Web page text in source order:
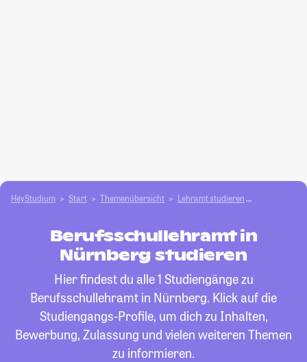
HeyStudium Start Themenübersicht Lehramt studieren
Berufsschullehramt in
Nürnberg studieren
Hier findest du alle 1 Studiengänge zu
Berufsschullehramt in Nürnberg. Klick auf die
Studiengangs-Profile, um dich zu Inhalten,
Bewerbung, Zulassung und vielen weiteren Themen
zu informieren.